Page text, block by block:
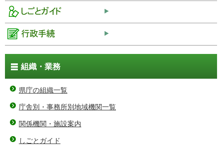
組織・業務
県庁の組織一覧
庁舎別・事務所別地域機関一覧
関係機関・施設案内
しごとガイド